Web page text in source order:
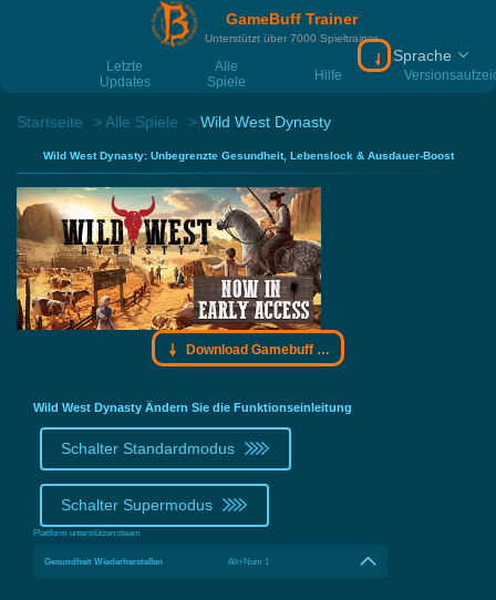
GameBuff Trainer
Unterstützt über 7000 Spieltrainer
Letzte
Updates
Alle
Spiele
Hilfe
Download
Sprache
Startseite Alle Spiele Wild West Dynasty
Wild West Dynasty: Unbegrenzte Gesundheit, Lebenslock & Ausdauer-Boost
Download Gamebuff Trainer
Wild West Dynasty Ändern Sie die Funktionseinleitung
Schalter Standardmodus
Schalter Supermodus
Plattform unterstützen:steam
Gesundheit Wiederherstellen Alt+Num 1